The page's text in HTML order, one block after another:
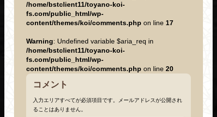
/home/bstclient11/toyano-koi-
fs.com/public_html/wp-
content/themes/koi/comments.php on line 17
Warning: Undefined variable $aria_req in
/home/bstclient11/toyano-koi-
fs.com/public_html/wp-
content/themes/koi/comments.php on line 20
コメント
入力エリアすべてが必須項目です。メールアドレスが公開され
ることはありません。